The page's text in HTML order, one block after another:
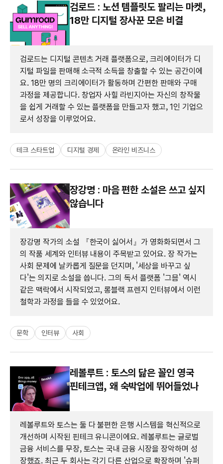
검로드 : 노션 템플릿도 팔리는 마켓,
18만 디지털 장사꾼 모은 비결
검로드는 디지털 콘텐츠 거래 플랫폼으로, 크리에이터가 디
지털 파일을 판매해 소극적 소득을 창출할 수 있는 공간이에
요. 18만 명의 크리에이터가 활동하며 간편한 판매와 구매
과정을 제공합니다. 창업자 사힐 라빈지아는 자신의 창작물
을 쉽게 거래할 수 있는 플랫폼을 만들고자 했고, 1인 기업으
로서 성장을 이루었어요.
테크 스타트업 디지털 경제 온라인 비즈니스
장강명 : 마음 편한 소설은 쓰고 싶지
않습니다
장강명 작가의 소설 『한국이 싫어서』가 영화화되면서 그
의 작품 세계와 인터뷰 내용이 주목받고 있어요. 장 작가는
사회 문제에 날카롭게 질문을 던지며, '세상을 바꾸고 싶
다'는 의지로 소설을 씁니다. 그의 독서 플랫폼 '그믐' 역시
같은 맥락에서 시작되었고, 롱블랙 프렌지 인터뷰에서 이런
철학과 과정을 들을 수 있었어요.
문학 인터뷰 사회
레볼루트 : 토스의 닮은 꼴인 영국
핀테크앱, 왜 숙박업에 뛰어들었나
레볼루트와 토스는 둘 다 불편한 은행 시스템을 혁신적으로
개선하며 시작된 핀테크 유니콘이에요. 레볼루트는 글로벌
금융 서비스를 무장, 토스는 국내 금융 시장을 장악하며 성
장했죠. 최근 두 회사는 각기 다른 산업으로 확장하며 '슈퍼